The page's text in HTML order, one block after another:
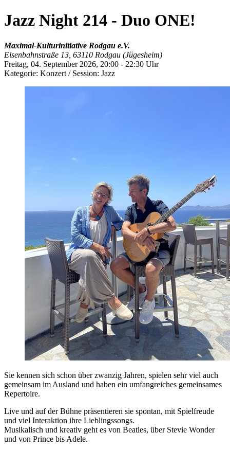
Jazz Night 214 - Duo ONE!
Maximal-Kulturinitiative Rodgau e.V.
Eisenbahnstraße 13, 63110 Rodgau (Jügesheim)
Freitag, 04. September 2026, 20:00 - 22:30 Uhr
Kategorie: Konzert / Session: Jazz
Sie kennen sich schon über zwanzig Jahren, spielen sehr viel auch
gemeinsam im Ausland und haben ein umfangreiches gemeinsames
Repertoire.
Live und auf der Bühne präsentieren sie spontan, mit Spielfreude
und viel Interaktion ihre Lieblingssongs.
Musikalisch und kreativ geht es von Beatles, über Stevie Wonder
und von Prince bis Adele.